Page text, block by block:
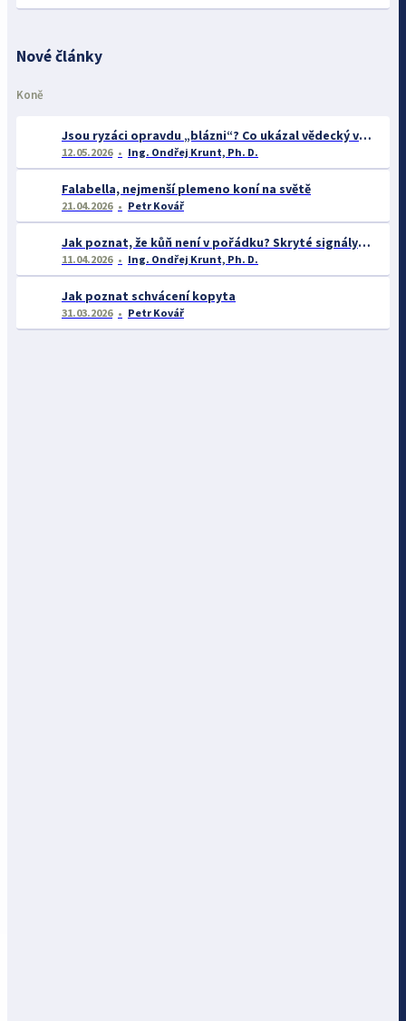
Nové články
Koně
Jsou ryzáci opravdu „blázni“? Co ukázal vědecký výzkum o barvě srsti a chování koní
12.05.2026 Ing. Ondřej Krunt, Ph. D.
Falabella, nejmenší plemeno koní na světě
21.04.2026 Petr Kovář
Jak poznat, že kůň není v pořádku? Skryté signály zdravotních problémů v chovu koní
11.04.2026 Ing. Ondřej Krunt, Ph. D.
Jak poznat schvácení kopyta
31.03.2026 Petr Kovář